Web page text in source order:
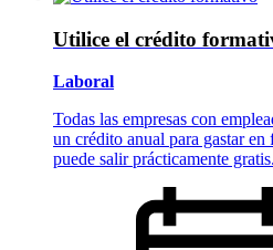
Utilice el crédito
Laboral
Todas las empresas con
un crédito anual para gastar
puede salir prácticamente gratis.